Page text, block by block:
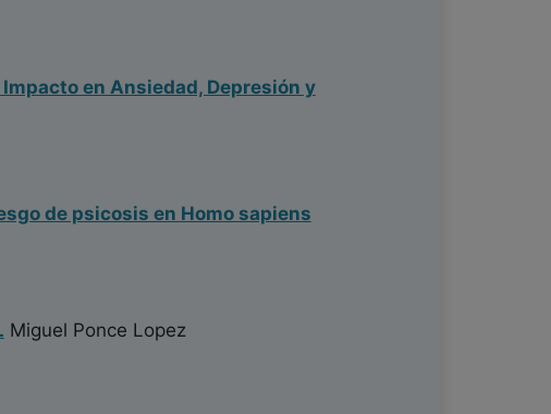
en Ansiedad, Depresión y
de psicosis en Homo sapiens
Miguel Ponce Lopez